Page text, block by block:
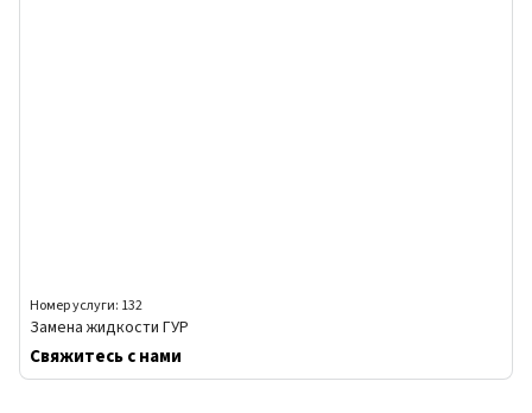
Номер услуги: 132
Замена жидкости ГУР
Свяжитесь с нами